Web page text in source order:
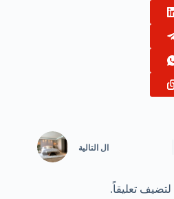
ال التالية
لتضيف تعليقاً.